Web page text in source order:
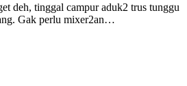
deh, tinggal campur aduk2 trus tunggu
Gak perlu mixer2an…